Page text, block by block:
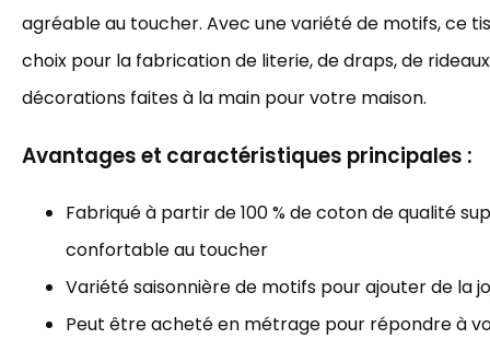
agréable au toucher. Avec une variété de motifs, ce
choix pour la fabrication de literie, de draps, de
décorations faites à la main pour votre maison.
Avantages et caractéristiques principales :
Fabriqué à partir de 100 % de coton de qualité
confortable au toucher
Variété saisonnière de motifs pour ajouter de la
Peut être acheté en métrage pour répondre à